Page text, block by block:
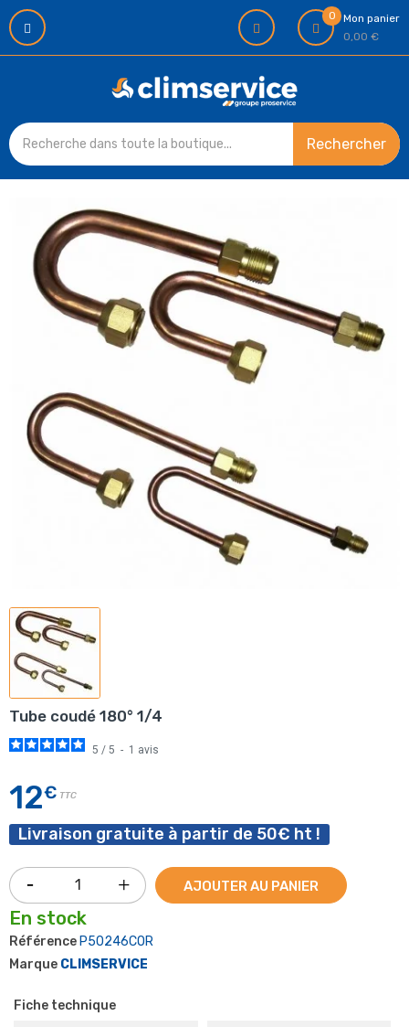
0
Mon panier
0,00 €
Rechercher
Tube coudé 180° 1/4
5 / 5 - 1 avis
12€ TTC
Livraison gratuite à partir de 50€ ht !
AJOUTER AU PANIER
En stock
Référence P50246COR
Marque CLIMSERVICE
Fiche technique